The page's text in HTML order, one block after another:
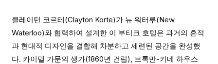
클레이턴 코르테(Clayton Korte)가 뉴 워터루(New
Waterloo)와 협력하여 설계한 이 부티크 호텔은 과거의 흔적
과 현대적 디자인을 결합해 차분하고 세련된 공간을 완성했
다. 카이델 가문의 생가(1860년 건립), 브록만-키네 하우스